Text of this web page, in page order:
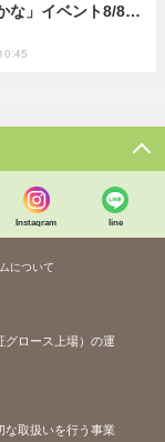
な」イベント8/8…
Instagram line
について
グロース上場）の運
な取扱いを行う事業